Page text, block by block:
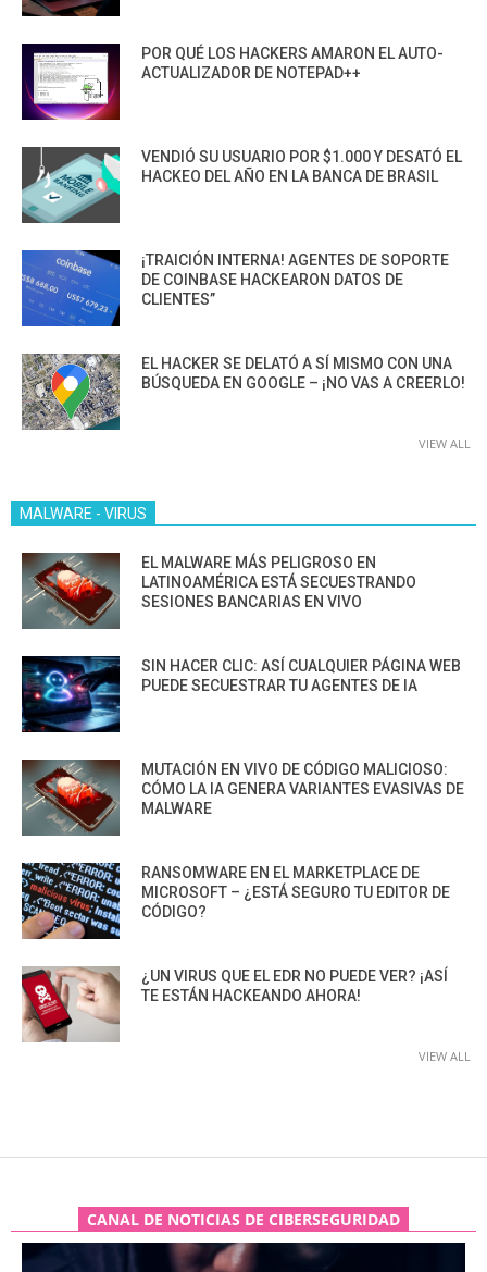
POR QUÉ LOS HACKERS AMARON EL AUTO-
ACTUALIZADOR DE NOTEPAD++
VENDIÓ SU USUARIO POR $1.000 Y DESATÓ EL
HACKEO DEL AÑO EN LA BANCA DE BRASIL
¡TRAICIÓN INTERNA! AGENTES DE SOPORTE
DE COINBASE HACKEARON DATOS DE
CLIENTES”
EL HACKER SE DELATÓ A SÍ MISMO CON UNA
BÚSQUEDA EN GOOGLE – ¡NO VAS A CREERLO!
VIEW ALL
MALWARE - VIRUS
EL MALWARE MÁS PELIGROSO EN
LATINOAMÉRICA ESTÁ SECUESTRANDO
SESIONES BANCARIAS EN VIVO
SIN HACER CLIC: ASÍ CUALQUIER PÁGINA WEB
PUEDE SECUESTRAR TU AGENTES DE IA
MUTACIÓN EN VIVO DE CÓDIGO MALICIOSO:
CÓMO LA IA GENERA VARIANTES EVASIVAS DE
MALWARE
RANSOMWARE EN EL MARKETPLACE DE
MICROSOFT – ¿ESTÁ SEGURO TU EDITOR DE
CÓDIGO?
¿UN VIRUS QUE EL EDR NO PUEDE VER? ¡ASÍ
TE ESTÁN HACKEANDO AHORA!
VIEW ALL
CANAL DE NOTICIAS DE CIBERSEGURIDAD